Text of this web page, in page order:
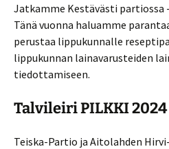
Jatkamme Kestävästi
Tänä vuonna haluamme
perustaa lippukunnalle
lippukunnan lainavarusteiden
tiedottamiseen.
Talvileiri PILKKI 2024
Teiska-Partio ja Aitolahden